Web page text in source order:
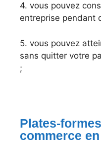
4. vous pouvez
entreprise pendant
5. vous pouvez
sans quitter votre
;
Plates-
commerce